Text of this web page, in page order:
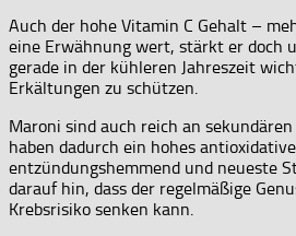
Auch der hohe Vitamin C Gehalt –
eine Erwähnung wert, stärkt er doch
gerade in der kühleren Jahreszeit
Erkältungen zu schützen.
Maroni sind auch reich an
haben dadurch ein hohes
entzündungshemmend und neueste
darauf hin, dass der regelmäßige
Krebsrisiko senken kann.